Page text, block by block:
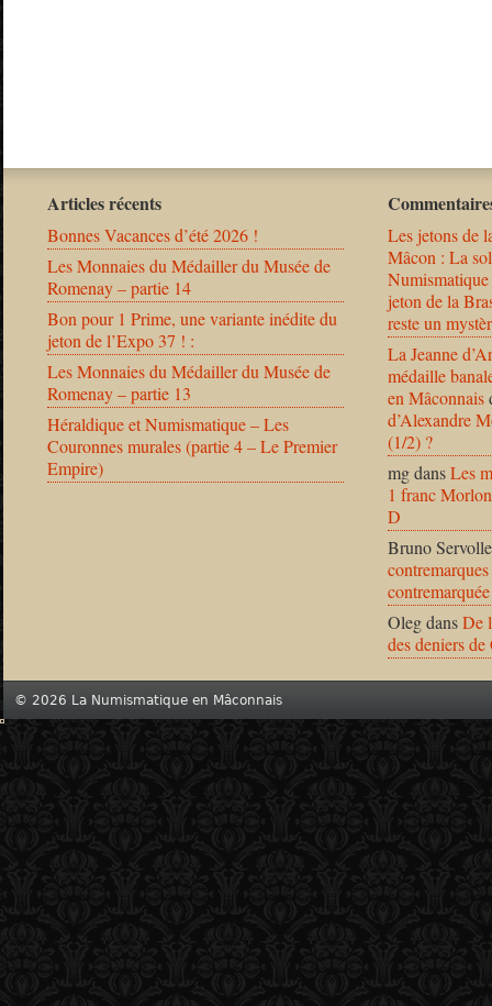
Articles récents
Bonnes Vacances d’été 2026 !
Les Monnaies du Médailler du Musée de
Romenay – partie 14
Bon pour 1 Prime, une variante inédite du
jeton de l’Expo 37 ! :
Les Monnaies du Médailler du Musée de
Romenay – partie 13
Héraldique et Numismatique – Les
Couronnes murales (partie 4 – Le Premier
Empire)
Les jetons de
Mâcon : La
jeton de la
reste un
La Jeanne
médaille
en Mâconnais
d’Alexandre
(1/2) ?
mgdansLes
1 franc
D
Bruno Servolle
OlegdansDe
des deniers
© 2026 La Numismatique en Mâconnais